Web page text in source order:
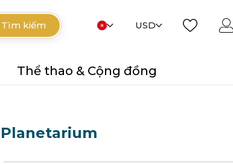
Tìm kiếm USD
Thể thao & Cộng đồng
Planetarium